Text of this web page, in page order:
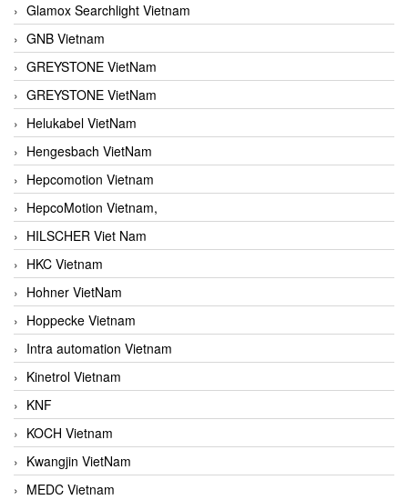
Glamox Searchlight Vietnam
GNB Vietnam
GREYSTONE VietNam
GREYSTONE VietNam
Helukabel VietNam
Hengesbach VietNam
Hepcomotion Vietnam
HepcoMotion Vietnam,
HILSCHER Viet Nam
HKC Vietnam
Hohner VietNam
Hoppecke Vietnam
Intra automation Vietnam
Kinetrol Vietnam
KNF
KOCH Vietnam
Kwangjin VietNam
MEDC Vietnam